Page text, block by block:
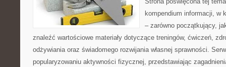
kompendium informacji, w
– zarówno początkujący,
znaleźć wartościowe materiały dotyczące treningów, ćwiczeń,
odżywiania oraz świadomego rozwijania własnej sprawności.
popularyzowaniu aktywności fizycznej, przedstawiając